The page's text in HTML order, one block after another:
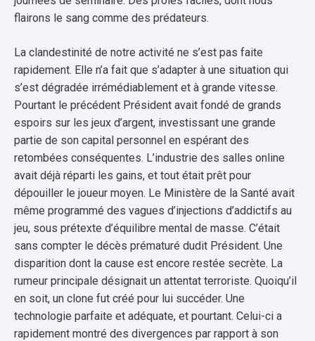
flairons le sang comme des prédateurs.
La clandestinité de notre activité ne s’est pas faite
rapidement. Elle n’a fait que s’adapter à une situation qui
s’est dégradée irrémédiablement et à grande vitesse.
Pourtant le précédent Président avait fondé de grands
espoirs sur les jeux d’argent, investissant une grande
partie de son capital personnel en espérant des
retombées conséquentes. L’industrie des salles online
avait déjà réparti les gains, et tout était prêt pour
dépouiller le joueur moyen. Le Ministère de la Santé avait
même programmé des vagues d’injections d’addictifs au
jeu, sous prétexte d’équilibre mental de masse. C’était
sans compter le décès prématuré dudit Président. Une
disparition dont la cause est encore restée secrète. La
rumeur principale désignait un attentat terroriste. Quoiqu’il
en soit, un clone fut créé pour lui succéder. Une
technologie parfaite et adéquate, et pourtant. Celui-ci a
rapidement montré des divergences par rapport à son